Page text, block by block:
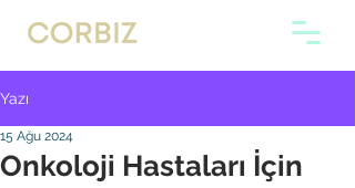
Yazı
Onkoloji Hastaları İçin
15 Ağu 2024